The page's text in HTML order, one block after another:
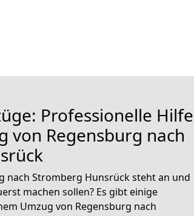
Professionelle Hilfe
von Regensburg nach
nach Stromberg Hunsrück steht an und
machen sollen? Es gibt einige
Umzug von Regensburg nach